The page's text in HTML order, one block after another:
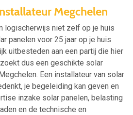
Megchelen
logischerwijs niet zelf op je huis
panelen voor 25 jaar op je huis
uitbesteden aan een partij die hier
dus een geschikte solar
Een installateur van solar
je begeleiding kan geven en
inzake solar panelen, belasting
en de technische en